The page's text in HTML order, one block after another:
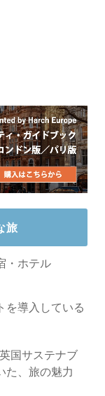
旅
・ホテル
を導入している
た、旅の魅力